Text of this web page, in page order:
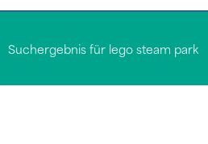
Suchergebnis für lego steam park